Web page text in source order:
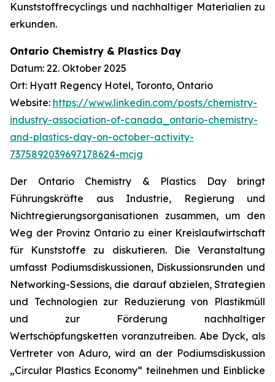
Kunststoffrecyclings und nachhaltiger Materialien zu
erkunden.
Ontario Chemistry & Plastics Day
Datum: 22. Oktober 2025
Ort: Hyatt Regency Hotel, Toronto, Ontario
Website: https://www.linkedin.com/posts/chemistry-
industry-association-of-canada_ontario-chemistry-
and-plastics-day-on-october-activity-
7375892039697178624-mcjg
Der Ontario Chemistry & Plastics Day bringt
Führungskräfte aus Industrie, Regierung und
Nichtregierungsorganisationen zusammen, um den
Weg der Provinz Ontario zu einer Kreislaufwirtschaft
für Kunststoffe zu diskutieren. Die Veranstaltung
umfasst Podiumsdiskussionen, Diskussionsrunden und
Networking-Sessions, die darauf abzielen, Strategien
und Technologien zur Reduzierung von Plastikmüll
und zur Förderung nachhaltiger
Wertschöpfungsketten voranzutreiben. Abe Dyck, als
Vertreter von Aduro, wird an der Podiumsdiskussion
„Circular Plastics Economy“ teilnehmen und Einblicke